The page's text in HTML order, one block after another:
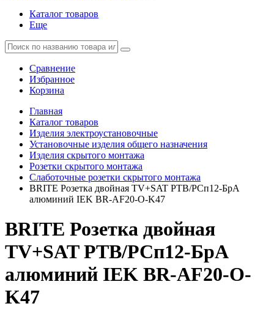
Каталог товаров
Еще
Сравнение
Избранное
Корзина
Главная
Каталог товаров
Изделия электроустановочные
Установочные изделия общего назначения
Изделия скрытого монтажа
Розетки скрытого монтажа
Слаботочные розетки скрытого монтажа
BRITE Розетка двойная TV+SAT РТВ/РСп12-БрА
алюминий IEK BR-AF20-O-K47
BRITE Розетка двойная
TV+SAT РТВ/РСп12-БрА
алюминий IEK BR-AF20-O-
K47